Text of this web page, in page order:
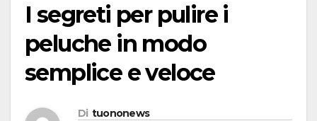
I segreti per pulire i
peluche in modo
semplice e veloce
Di tuononews